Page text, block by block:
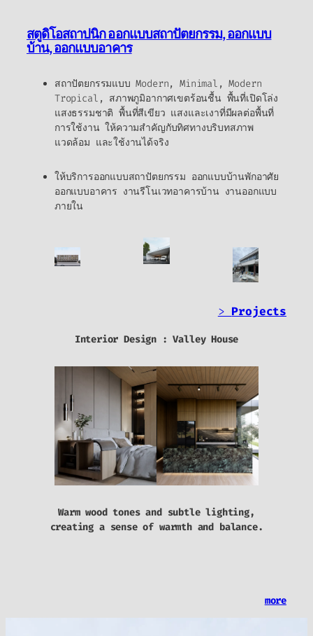
สตูดิโอสถาปนิก ออกแบบสถาปัตยกรรม, ออกแบบ
บ้าน, ออกแบบอาคาร
สถาปัตยกรรมแบบ Modern, Minimal, Modern
Tropical, สภาพภูมิอากาศเขตร้อนชื้น พื้นที่เปิดโล่ง
แสงธรรมชาติ พื้นที่สีเขียว แสงและเงาที่มีผลต่อพื้นที่
การใช้งาน ให้ความสำคัญกับทิศทางบริบทสภาพ
แวดล้อม และใช้งานได้จริง
ให้บริการออกแบบสถาปัตยกรรม ออกแบบบ้านพักอาศัย
ออกแบบอาคาร งานรีโนเวทอาคารบ้าน งานออกแบบ
ภายใน
> Projects
Interior Design : Valley House
Warm wood tones and subtle lighting,
creating a sense of warmth and balance.
more